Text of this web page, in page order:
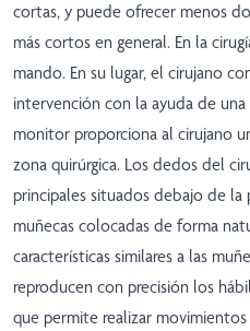
cortas, y puede ofrecer menos
más cortos en general. En la
mando. En su lugar, el cirujano
intervención con la ayuda de
monitor proporciona al cirujano
zona quirúrgica. Los dedos del
principales situados debajo de la
muñecas colocadas de forma
características similares a las
reproducen con precisión los
que permite realizar